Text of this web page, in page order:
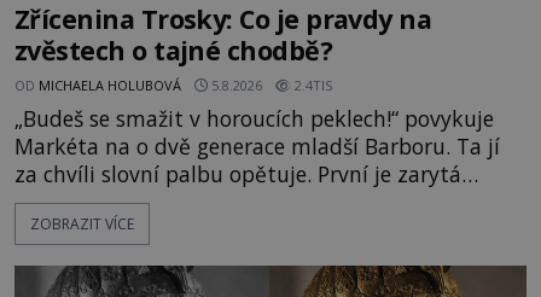
Zřícenina Trosky: Co je pravdy na
zvěstech o tajné chodbě?
OD MICHAELA HOLUBOVÁ 5.8.2026 2.4TIS
„Budeš se smažit v horoucích peklech!“ povykuje
Markéta na o dvě generace mladší Barboru. Ta jí
za chvíli slovní palbu opětuje. První je zarytá
katolička, druhá přesvědčená kališnice. A každá z
nich se usídlí na jedné z věží slavného hradu
mezi vůdce protihusitského boje. Za manželku má
ZOBRAZIT VÍCE